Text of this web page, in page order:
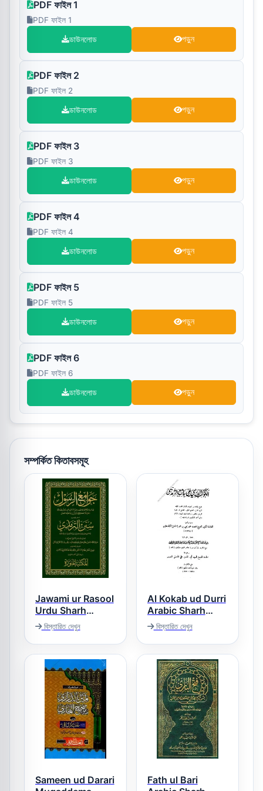
PDF ফাইল 1
PDF ফাইল 1
ডাউনলোড পড়ুন
PDF ফাইল 2
PDF ফাইল 2
ডাউনলোড পড়ুন
PDF ফাইল 3
PDF ফাইল 3
ডাউনলোড পড়ুন
PDF ফাইল 4
PDF ফাইল 4
ডাউনলোড পড়ুন
PDF ফাইল 5
PDF ফাইল 5
ডাউনলোড পড়ুন
PDF ফাইল 6
PDF ফাইল 6
ডাউনলোড পড়ুন
সম্পর্কিত কিতাবসমূহ
Jawami ur Rasool
Urdu Sharh
Tirmizi – جوامع
الرسول اردو شرح
ترمذی
বিস্তারিত দেখুন
Al Kokab ud Durri
Arabic Sharh
Tirmezi الکوکب
الدری عربی شرح
سنن الترمذی
বিস্তারিত দেখুন
Sameen ud Darari
Fath ul Bari